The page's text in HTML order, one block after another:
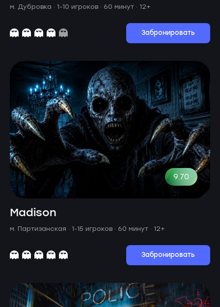
м. Дубровка · 1-10 игроков · 60 минут · 12+
Забронировать
9.70
Madison
м. Партизанская · 1-15 игроков · 60 минут · 12+
Забронировать